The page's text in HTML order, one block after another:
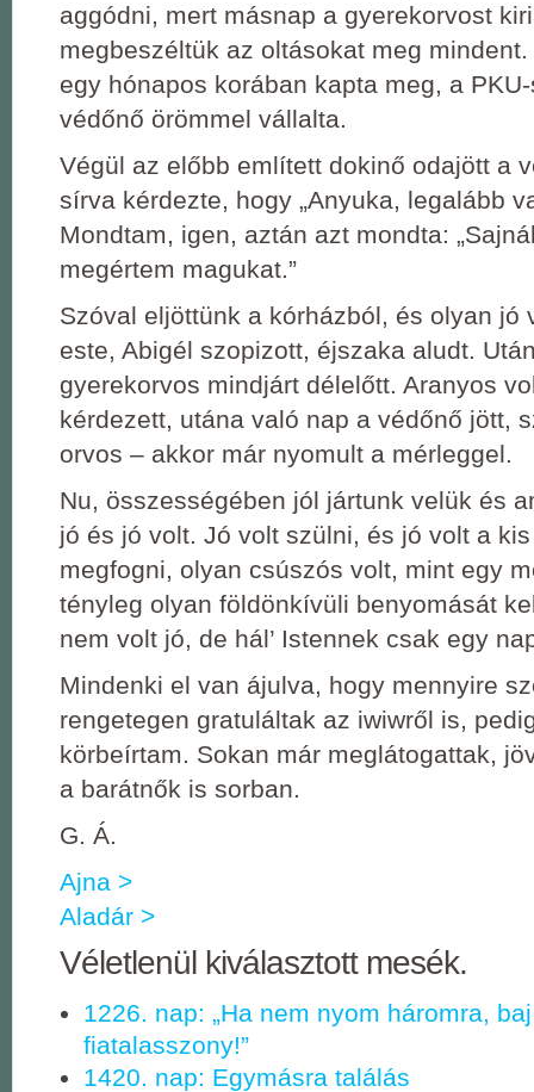
aggódni, mert másnap a gyerekorvost
megbeszéltük az oltásokat meg mindent.
egy hónapos korában kapta meg, a
védőnő örömmel vállalta.
Végül az előbb említett dokinő odajött a
sírva kérdezte, hogy „Anyuka, legalább
Mondtam, igen, aztán azt mondta:
megértem magukat.”
Szóval eljöttünk a kórházból, és olyan jó
este, Abigél szopizott, éjszaka aludt.
gyerekorvos mindjárt délelőtt. Aranyos
kérdezett, utána való nap a védőnő jött,
orvos ‒ akkor már nyomult a mérleggel.
Nu, összességében jól jártunk velük és
jó és jó volt. Jó volt szülni, és jó volt a
megfogni, olyan csúszós volt, mint egy
tényleg olyan földönkívüli benyomását
nem volt jó, de hál’ Istennek csak egy
Mindenki el van ájulva, hogy mennyire
rengetegen gratuláltak az iwiwről is,
körbeírtam. Sokan már meglátogattak,
a barátnők is sorban.
G. Á.
Ajna >
Aladár >
Véletlenül kiválasztott mesék.
1226. nap: „Ha nem nyom háromra,
fiatalasszony!”
1420. nap: Egymásra találás